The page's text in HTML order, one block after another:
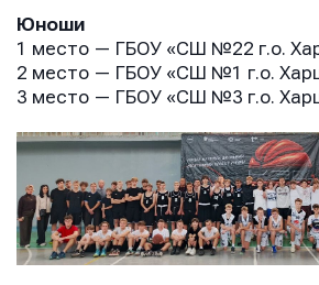
Юноши
1 место — ГБОУ «СШ №22 г.о.
2 место — ГБОУ «СШ №1 г.о.
3 место — ГБОУ «СШ №3 г.о.